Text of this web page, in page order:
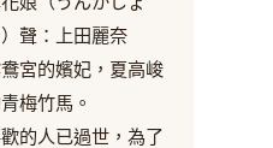
聲：上田麗奈
宮的嬪妃，夏高峻
梅竹馬。
的人已過世，為了